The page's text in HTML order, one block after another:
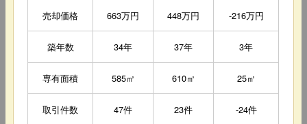
売却価格 663万円 448万円 -216万円
築年数 34年 37年 3年
専有面積 585㎡ 610㎡ 25㎡
取引件数 47件 23件 -24件